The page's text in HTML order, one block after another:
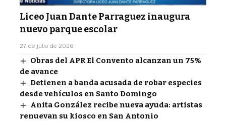
Liceo Juan Dante Parraguez inaugura
nuevo parque escolar
27 de julio de 2026
Obras del APR El Convento alcanzan un 75%
de avance
Detienen a banda acusada de robar especies
desde vehículos en Santo Domingo
Anita González recibe nueva ayuda: artistas
renuevan su kiosco en San Antonio